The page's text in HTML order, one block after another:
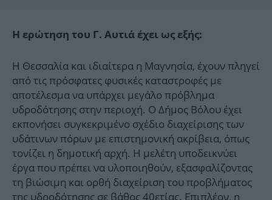
Η ερώτηση του Γ. Αυτιά έχει ως εξής:
Η Θεσσαλία και ιδιαίτερα η Μαγνησία, έχουν πληγεί
από τις πρόσφατες φυσικές καταστροφές με
αποτέλεσμα να υπάρχει μεγάλο πρόβλημα
υδροδότησης στην περιοχή. Ο Δήμος Βόλου έχει
εκπονήσει συγκεκριμένο σχέδιο διαχείρισης των
υδάτινων πόρων με επιστημονική ακρίβεια, όπως
τονίζει η δημοτική αρχή. Η μελέτη υποδεικνύει
έργα που πρέπει να υλοποιηθούν, εξασφαλίζοντας
τη βιώσιμη και ορθή διαχείριση του προβλήματος
της υδροδότησης σε βάθος 40ετίας. Επιπλέον, η